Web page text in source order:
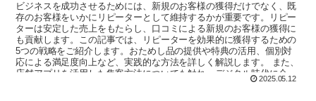
ビジネスを成功させるためには、新規のお客様の獲得だけでなく、既
存のお客様をいかにリピーターとして維持するかが重要です。リピー
ターは安定した売上をもたらし、口コミによる新規のお客様の獲得に
も貢献します。この記事では、リピーターを効果的に獲得するための
5つの戦略をご紹介します。おためし品の提供や特典の活用、個別対
応による満足度向上など、実践的な方法を詳しく解説します。 また、
店舗アプリを活用した集客方法についても触れ、デジタル時代に合っ
たアプローチを提案します。顧客データを活用し、ターゲット層をし
2025.05.12